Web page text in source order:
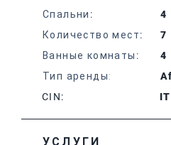
Спальни :
4
Количество мест:
7
Ванные комнаты :
4
Тип аренды:
CIN:
УСЛУГИ